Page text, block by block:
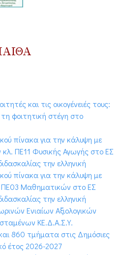
και τις οικογένειές τους:
φοιτητική στέγη στο
πίνακα για την κάλυψη με
ΠΕ11 Φυσικής Αγωγής στο ΕΣ
την ελληνική
πίνακα για την κάλυψη με
Μαθηματικών στο ΕΣ
την ελληνική
Ενιαίων Αξιολογικών
ΚΕ.Δ.Α.Σ.Υ.
860 τμήματα στις Δημόσιες
έτος 2026-2027